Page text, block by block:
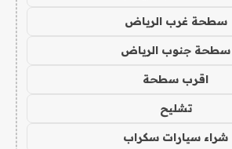
سطحة غرب الرياض
سطحة جنوب الرياض
اقرب سطحة
تشليح
شراء سيارات سكراب